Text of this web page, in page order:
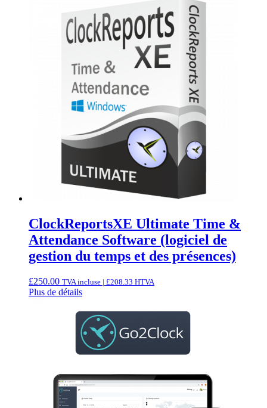
ClockReportsXE Ultimate Time &
Attendance Software (logiciel de
gestion du temps et des présences)
£250.00 TVA incluse | £208.33 HTVA
Plus de détails